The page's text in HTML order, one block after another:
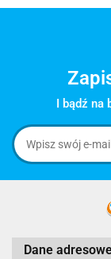
I bądź na
Dane